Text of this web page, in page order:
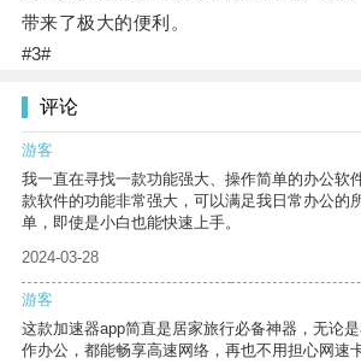
带来了极大的便利。
#3#
评论
游客
我一直在寻找一款功能强大、操作简单的办公软
款软件的功能非常强大，可以满足我日常办公的
单，即使是小白也能快速上手。
2024-03-28
游客
这款加速器app简直是居家旅行必备神器，无论
作办公，都能畅享高速网络，再也不用担心网速